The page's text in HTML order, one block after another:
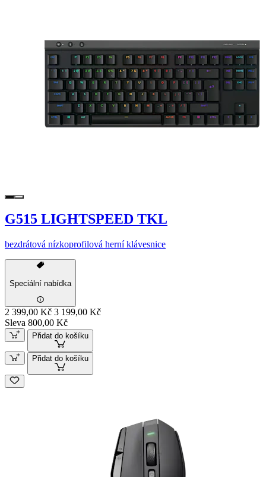
G515 LIGHTSPEED TKL
bezdrátová nízkoprofilová herní klávesnice
Speciální nabídka
2 399,00 Kč 3 199,00 Kč
Sleva 800,00 Kč
Přidat do košíku
Přidat do košíku